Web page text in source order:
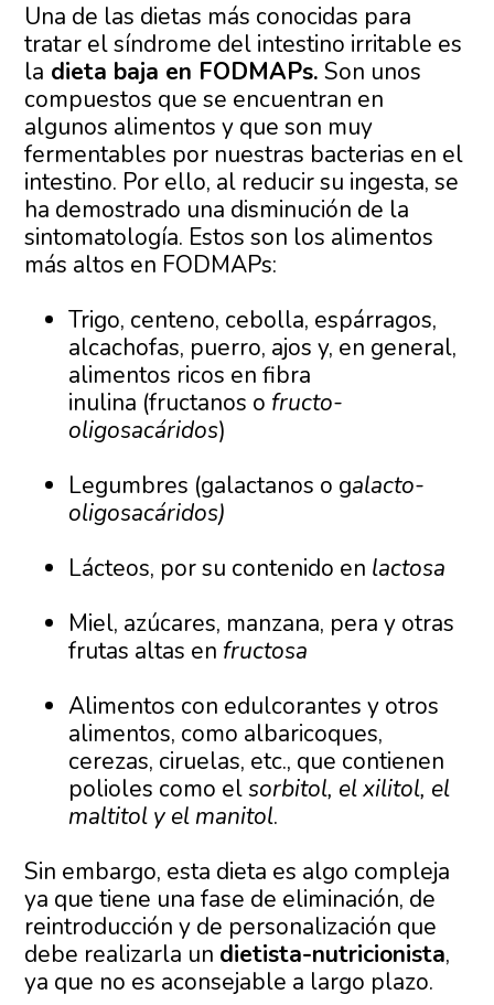
Una de las dietas más conocidas para
tratar el síndrome del intestino irritable es
la dieta baja en FODMAPs. Son unos
compuestos que se encuentran en
algunos alimentos y que son muy
fermentables por nuestras bacterias en el
intestino. Por ello, al reducir su ingesta, se
ha demostrado una disminución de la
sintomatología. Estos son los alimentos
más altos en FODMAPs:
Trigo, centeno, cebolla, espárragos,
alcachofas, puerro, ajos y, en general,
alimentos ricos en fibra
inulina (fructanos o fructo-
oligosacáridos)
Legumbres (galactanos o galacto-
oligosacáridos)
Lácteos, por su contenido en lactosa
Miel, azúcares, manzana, pera y otras
frutas altas en fructosa
Alimentos con edulcorantes y otros
alimentos, como albaricoques,
cerezas, ciruelas, etc., que contienen
polioles como elsorbitol, el xilitol, el
maltitol y el manitol.
Sin embargo, esta dieta es algo compleja
ya que tiene una fase de eliminación, de
reintroducción y de personalización que
debe realizarla un dietista-nutricionista,
ya que no es aconsejable a largo plazo.